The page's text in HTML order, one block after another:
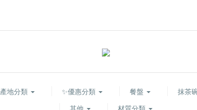
產地分類 ✨優惠分類 餐盤 抹茶
其他
材質分類